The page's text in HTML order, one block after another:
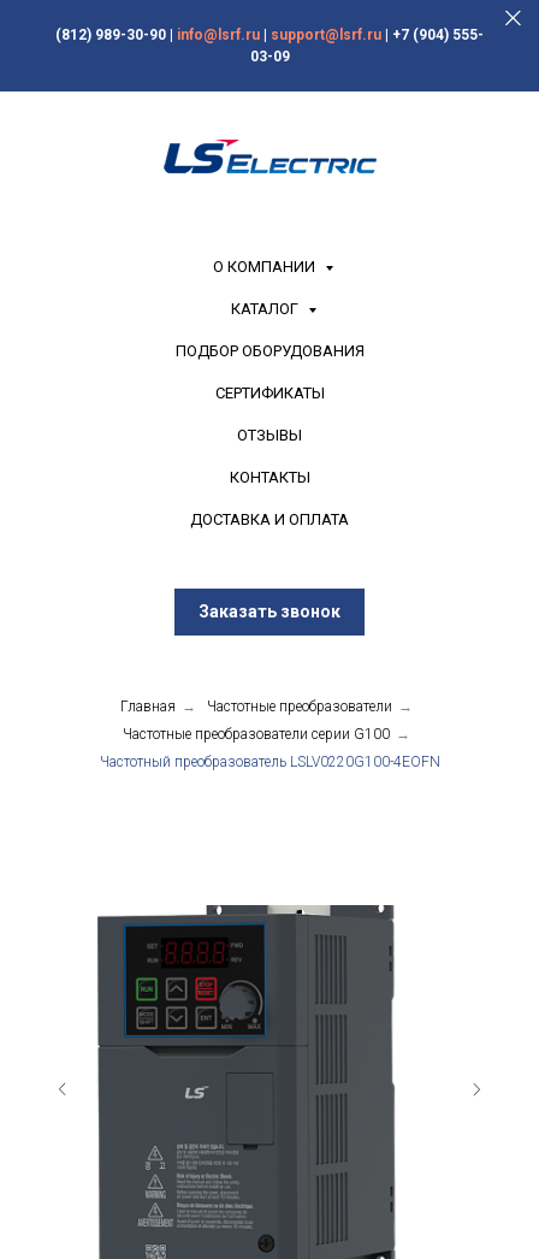
(812) 989-30-90 info@lsrf.ru support@lsrf.ru
+7 (904) 555-
03-09
О КОМПАНИИ
КАТАЛОГ
ПОДБОР ОБОРУДОВАНИЯ
СЕРТИФИКАТЫ
ОТЗЫВЫ
КОНТАКТЫ
ДОСТАВКА И ОПЛАТА
Заказать звонок
Главная → Частотные преобразователи →
Частотные преобразователи серии G100 →
Частотный преобразователь LSLV0220G100-4EOFN